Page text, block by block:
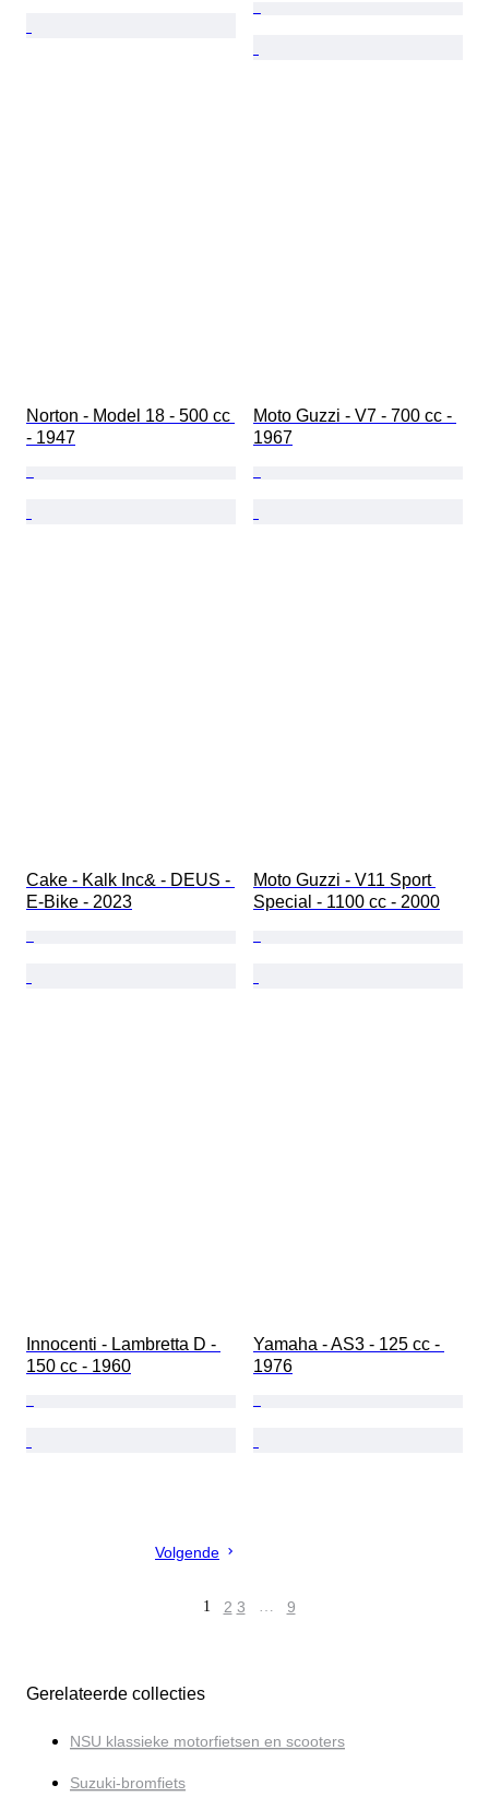
Norton - Model 18 - 500 cc
- 1947
Moto Guzzi - V7 - 700 cc -
1967
Cake - Kalk Inc& - DEUS -
E-Bike - 2023
Moto Guzzi - V11 Sport
Special - 1100 cc - 2000
Innocenti - Lambretta D -
150 cc - 1960
Yamaha - AS3 - 125 cc -
1976
Volgende
1 2 3 … 9
Gerelateerde collecties
NSU klassieke motorfietsen en scooters
Suzuki-bromfiets